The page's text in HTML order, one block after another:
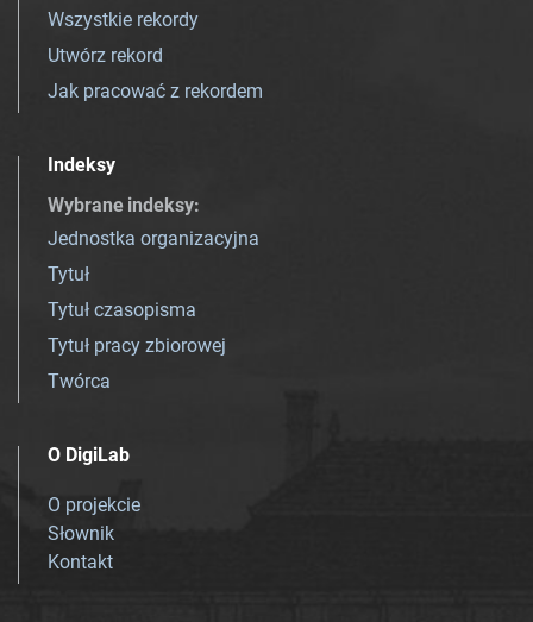
Wszystkie rekordy
Utwórz rekord
Jak pracować z rekordem
Indeksy
Wybrane indeksy:
Jednostka organizacyjna
Tytuł
Tytuł czasopisma
Tytuł pracy zbiorowej
Twórca
O DigiLab
O projekcie
Słownik
Kontakt